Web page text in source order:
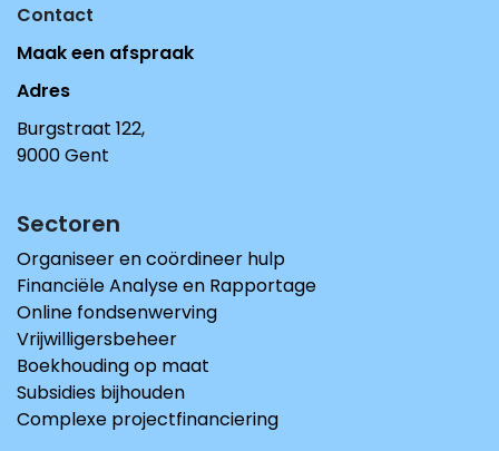
Contact
Maak een afspraak
Adres
Burgstraat 122,
9000 Gent
Sectoren
Organiseer en coördineer hulp
Financiële Analyse en Rapportage
Online fondsenwerving
Vrijwilligersbeheer
Boekhouding op maat
Subsidies bijhouden
Complexe projectfinanciering